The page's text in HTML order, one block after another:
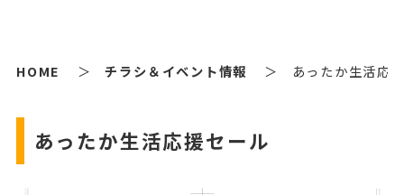
HOME チラシ＆イベント情報 あったか生活応
あったか生活応援セール